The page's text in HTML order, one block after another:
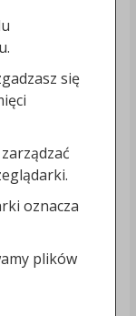
się
oznacza
plików